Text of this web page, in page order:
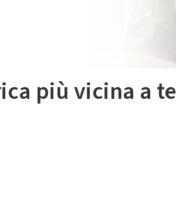
più vicina a te